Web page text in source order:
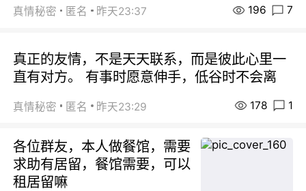
真情秘密 匿名 昨天23:37 196 7
真正的友情，不是天天联系，而是彼此心里一
直有对方。 有事时愿意伸手，低谷时不会离
真情秘密 匿名 昨天23:29 178 1
各位群友，本人做餐馆，需要
求助有居留，餐馆需要，可以
租居留嘛